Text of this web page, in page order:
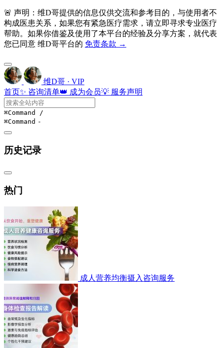
🚨 声明：维D哥提供的信息仅供交流和参考目的，与使用者不
构成医患关系，如果您有紧急医疗需求，请立即寻求专业医疗
帮助。如果你借鉴及使用了本平台的经验及分享方案，就代表
您已同意 维D哥平台的 免责条款 →
维D哥 · VIP
首页✨ 咨询清单👑 成为会员💡 服务声明
⌘Command /
⌘Command -
历史记录
热门
成人营养均衡摄入咨询服务